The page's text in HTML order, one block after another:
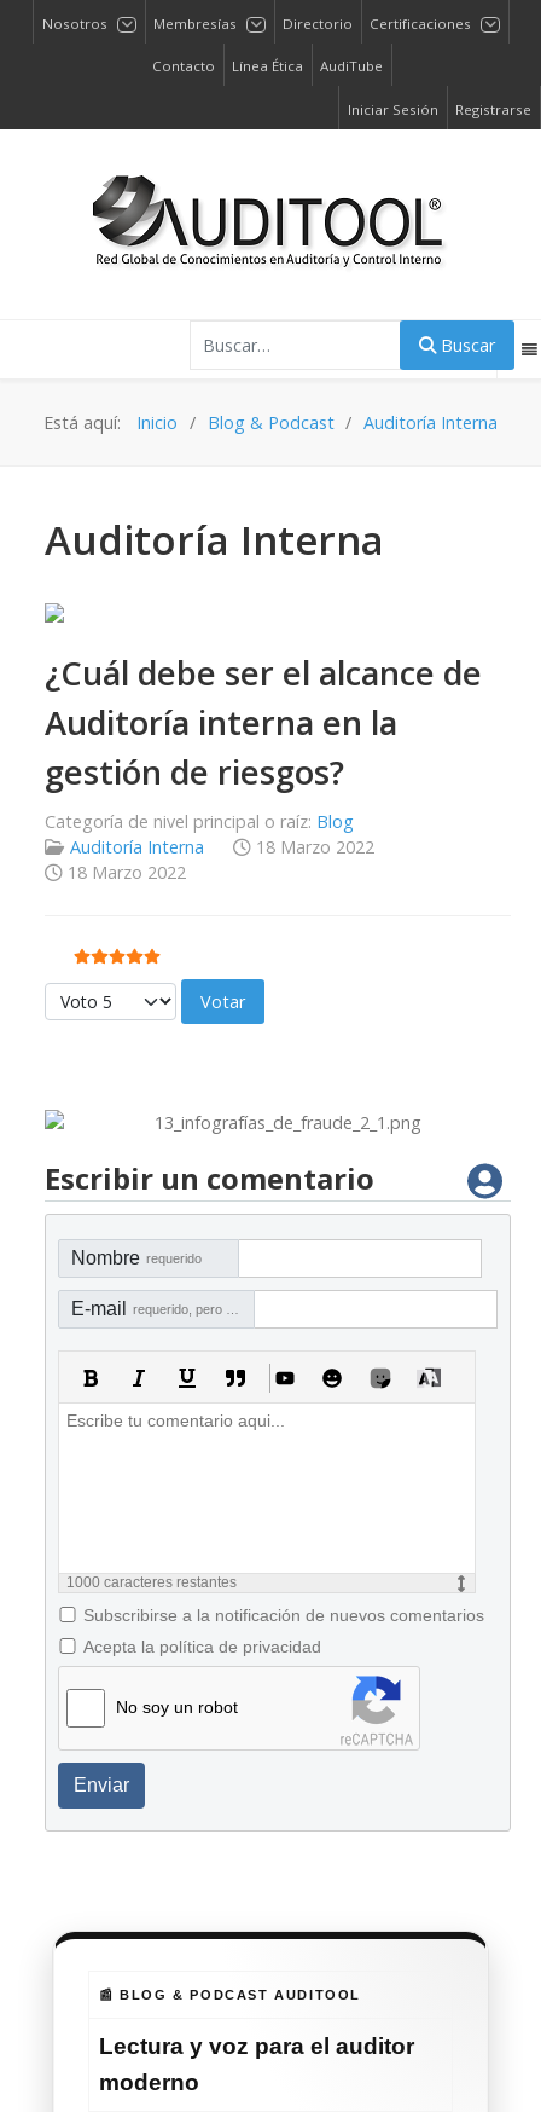
Nosotros Membresías Directorio Certificaciones
Contacto Línea Ética AudiTube
Iniciar Sesión Registrarse
Buscar
Está aquí: Inicio Blog & Podcast Auditoría Interna
Auditoría Interna
¿Cuál debe ser el alcance de
Auditoría interna en la
gestión de riesgos?
Categoría de nivel principal o raíz: Blog
Auditoría Interna
18 Marzo 2022
18 Marzo 2022
Ratio:5/5
Por favor, vote
Escribir un comentario
Nombre requerido
E-mail
1000 caracteres restantes
Subscribirse a la notificación de nuevos comentarios
Acepta la política de privacidad
No soy un robot
Enviar
📰 BLOG & PODCAST AUDITOOL
Lectura y voz para el auditor
moderno